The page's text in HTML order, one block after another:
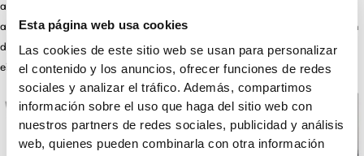
Esta página web usa cookies
Las cookies de este sitio web se usan para personalizar
el contenido y los anuncios, ofrecer funciones de redes
sociales y analizar el tráfico. Además, compartimos
información sobre el uso que haga del sitio web con
nuestros partners de redes sociales, publicidad y análisis
web, quienes pueden combinarla con otra información
auszulegen, entschied sich Bierstekers dafür, die Platten direkt vom Boden
an ihren Platz zu heben. Dank dieses innovativen Ansatzes konnte das Team
die gesamte Dachkonstruktion mit nur drei Personen abschließen, was zu
einer erheblichen Zeitersparnis führte.